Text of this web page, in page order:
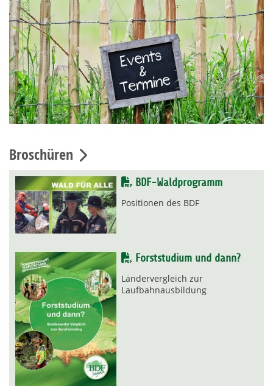
Broschüren
BDF-Waldprogramm
Positionen des BDF
Forststudium und dann?
Ländervergleich zur
Laufbahnausbildung